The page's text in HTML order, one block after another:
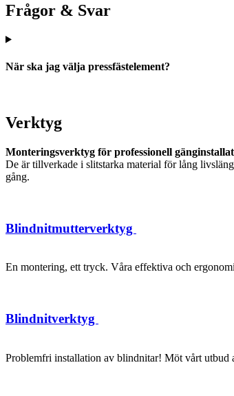
Frågor & Svar
När ska jag välja pressfästelement?
Verktyg
Monteringsverktyg för professionell
De är tillverkade i slitstarka material för lång
gång.
Blindnitmutterverktyg
En montering, ett tryck. Våra effektiva och
Blindnitverktyg
Problemfri installation av blindnitar! Möt vårt